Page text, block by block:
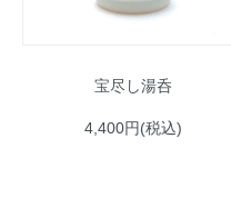
宝尽し湯呑
4,400円(税込)